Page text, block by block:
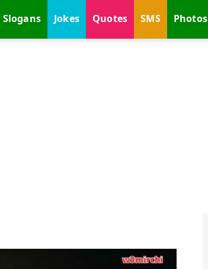
Slogans Jokes Quotes SMS Photos